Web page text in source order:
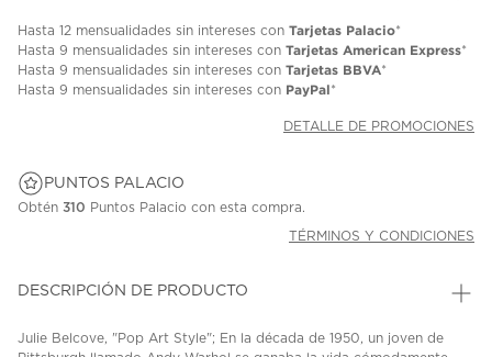
Hasta 12 mensualidades sin intereses con Tarjetas Palacio*
Hasta 9 mensualidades sin intereses con Tarjetas American Express*
Hasta 9 mensualidades sin intereses con Tarjetas BBVA*
Hasta 9 mensualidades sin intereses con PayPal*
DETALLE DE PROMOCIONES
PUNTOS PALACIO
Obtén 310 Puntos Palacio con esta compra.
TÉRMINOS Y CONDICIONES
DESCRIPCIÓN DE PRODUCTO
Julie Belcove, "Pop Art Style"; En la década de 1950, un joven de